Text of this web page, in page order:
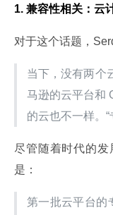
1. 兼容性相关： 云
对于这个话题，
当下，没有两个
马逊的云平台和
的云也不一样。
尽管随着时代的
是：
第一批云平台的